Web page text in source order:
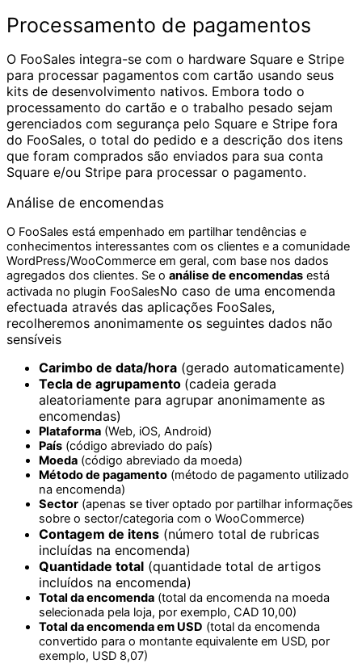
Processamento de pagamentos
O FooSales integra-se com o hardware Square e Stripe
para processar pagamentos com cartão usando seus
kits de desenvolvimento nativos. Embora todo o
processamento do cartão e o trabalho pesado sejam
gerenciados com segurança pelo Square e Stripe fora
do FooSales, o total do pedido e a descrição dos itens
que foram comprados são enviados para sua conta
Square e/ou Stripe para processar o pagamento.
Análise de encomendas
O FooSales está empenhado em partilhar tendências e
conhecimentos interessantes com os clientes e a comunidade
WordPress/WooCommerce em geral, com base nos dados
agregados dos clientes. Se o análise de encomendas está
activada no plugin FooSalesNo caso de uma encomenda
efectuada através das aplicações FooSales,
recolheremos anonimamente os seguintes dados não
sensíveis
Carimbo de data/hora (gerado automaticamente)
Tecla de agrupamento (cadeia gerada
aleatoriamente para agrupar anonimamente as
encomendas)
Plataforma (Web, iOS, Android)
País (código abreviado do país)
Moeda (código abreviado da moeda)
Método de pagamento (método de pagamento utilizado
na encomenda)
Sector (apenas se tiver optado por partilhar informações
sobre o sector/categoria com o WooCommerce)
Contagem de itens (número total de rubricas
incluídas na encomenda)
Quantidade total (quantidade total de artigos
incluídos na encomenda)
Total da encomenda (total da encomenda na moeda
selecionada pela loja, por exemplo, CAD 10,00)
Total da encomenda em USD (total da encomenda
convertido para o montante equivalente em USD, por
exemplo, USD 8,07)